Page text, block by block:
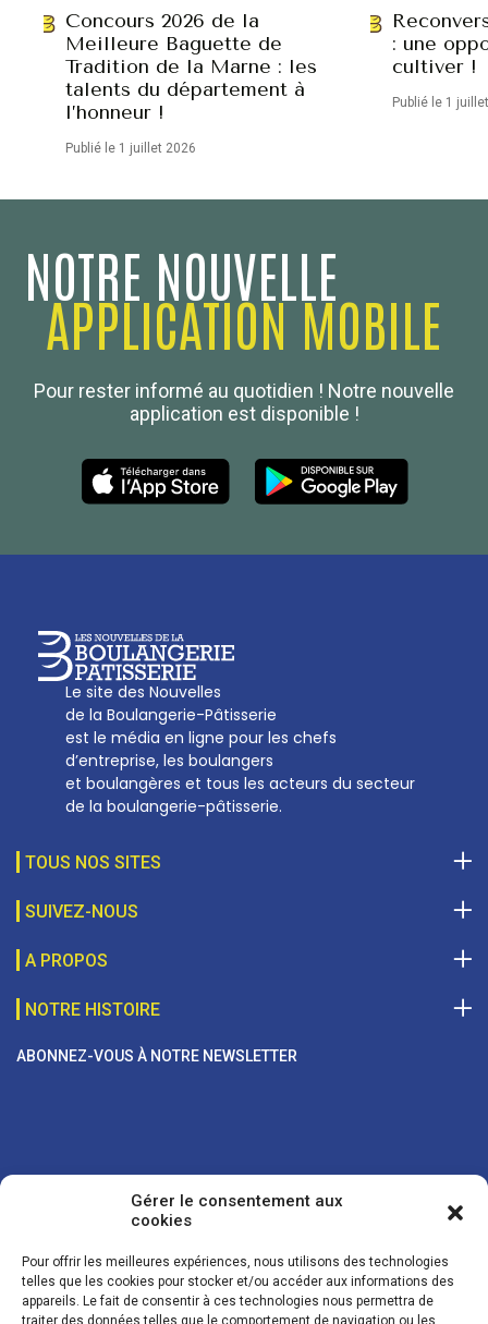
Gérer le consentement aux
cookies
Pour offrir les meilleures expériences, nous utilisons des technologies
telles que les cookies pour stocker et/ou accéder aux informations des
appareils. Le fait de consentir à ces technologies nous permettra de
traiter des données telles que le comportement de navigation ou les
Concours 2026 de la
Meilleure Baguette de
Tradition de la Marne : les
talents du département à
l’honneur !
Publié le 1 juillet 2026
: une
cultiver !
Publié le 1
NOTRE NOUVELLE
APPLICATION MOBILE
Pour rester informé au quotidien ! Notre nouvelle
application est disponible !
Le site des Nouvelles
de la Boulangerie-Pâtisserie
est le média en ligne pour les chefs
d’entreprise, les boulangers
et boulangères et tous les acteurs du secteur
de la boulangerie-pâtisserie.
TOUS NOS SITES
Boulanger de France
SUIVEZ-NOUS
A PROPOS
Les Nouvelles de la Boulangerie-Pâtisserie Française
27, av d’Eylau - 75782 Paris Cédex 16
01 53 70 16 25
NOTRE HISTOIRE
ABONNEZ-VOUS À NOTRE NEWSLETTER